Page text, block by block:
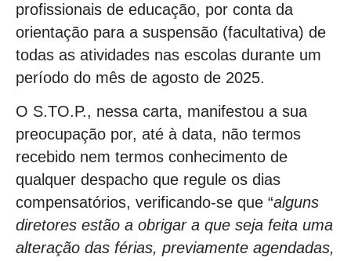
profissionais de educação, por conta da
orientação para a suspensão (facultativa) de
todas as atividades nas escolas durante um
período do mês de agosto de 2025.
O S.TO.P., nessa carta, manifestou a sua
preocupação por, até à data, não termos
recebido nem termos conhecimento de
qualquer despacho que regule os dias
compensatórios, verificando-se que “alguns
diretores estão a obrigar a que seja feita uma
alteração das férias, previamente agendadas,